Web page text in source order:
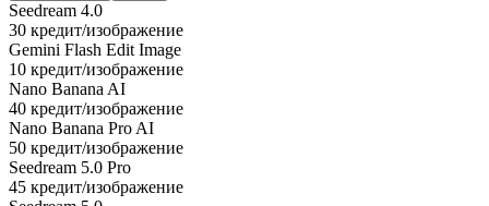
Seedream 4.0
30 кредит/изображение
Gemini Flash Edit Image
10 кредит/изображение
Nano Banana AI
40 кредит/изображение
Nano Banana Pro AI
50 кредит/изображение
Seedream 5.0 Pro
45 кредит/изображение